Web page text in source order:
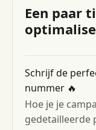
Een paar
Schrijf de
nummer 🔥
Hoe je je
gedetailleerde